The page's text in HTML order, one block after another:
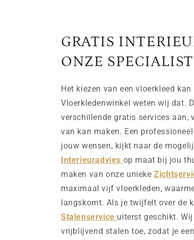
GRATIS
ONZE
Het kiezen van een vloerkleed
Vloerkledenwinkel weten wij dat.
verschillende gratis services aan,
van kan maken. Een
jouw wensen, kijkt naar de
Interieuradvies op maat bij jou
maken van onze unieke
maximaal vijf vloerkleden,
langskomt. Als je twijfelt over de
Stalenservice uiterst geschikt.
vrijblijvend stalen toe, zodat je